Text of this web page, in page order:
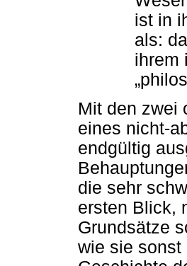
ist in
als:
ihrem
Mit den zwei
eines nicht-
endgültig
die sehr
ersten Blick,
Grundsätze
wie sie sonst